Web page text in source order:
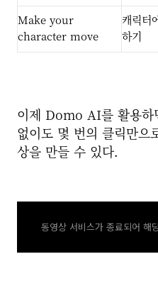
Make your
character move
캐릭터
하기
이제 Domo AI를 활용하
없이도 몇 번의 클릭만으
상을 만들 수 있다.
동영상 서비스가 종료되어 해